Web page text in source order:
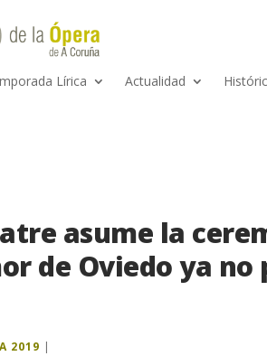
Lírica Actualidad
asume la
de Oviedo ya no
2019 |